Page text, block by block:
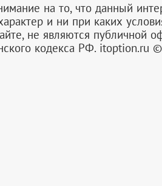
на то, что данный
и ни при каких
не являются публичной
кодекса РФ. itoption.ru